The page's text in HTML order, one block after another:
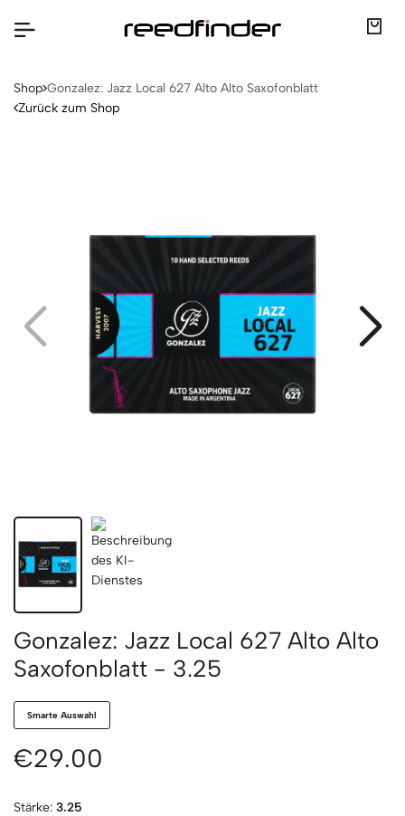
Shop Gonzalez: Jazz Local 627 Alto Alto Saxofonblatt
Zurück zum Shop
Gonzalez: Jazz Local 627 Alto Alto
Saxofonblatt - 3.25
Smarte Auswahl
€29.00
Stärke: 3.25